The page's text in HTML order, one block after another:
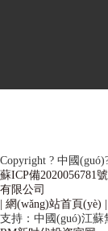
Copyright ? 中國
蘇ICP備2020056781
有限公司
| 網(wǎng)站首頁(yè)
支持：中國(guó)江蘇